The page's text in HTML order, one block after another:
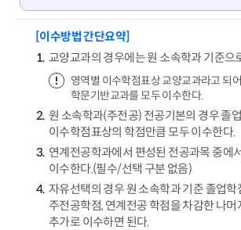
[이수방법 간단요약]
교양교과의 경우에는 원 소속학과 기준으
영역별 이수학점표상 교양교과라고 되
학문기반교과를 모두 이수한다.
원 소속학과(주전공) 전공기본의 경우 졸업
이수학점표상의 학점만큼 모두 이수한다.
연계전공학과에서 편성된 전공과목 중에
이수한다.(필수/선택 구분 없음)
자유선택의 경우 원 소속학과 기준 졸업학
주전공학점, 연계전공 학점을 차감한 나
추가로 이수하면 된다.